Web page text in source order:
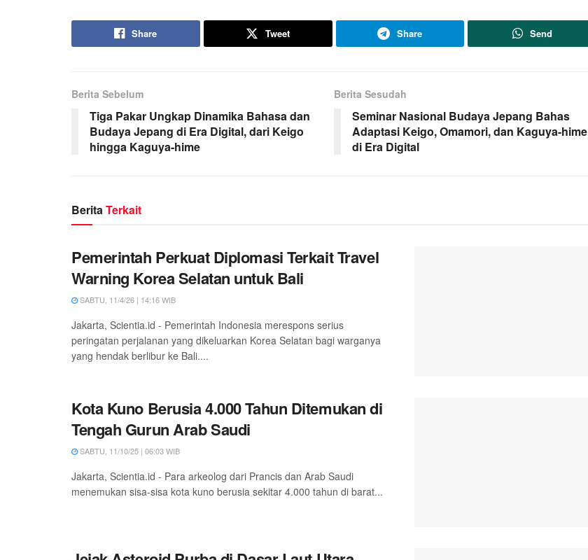
Share Tweet Share Send
Berita Sebelum
Tiga Pakar Ungkap Dinamika Bahasa dan
Budaya Jepang di Era Digital, dari Keigo
hingga Kaguya-hime
Berita Sesudah
Seminar Nasional Budaya Jepang Bahas
Adaptasi Keigo, Omamori, dan Kaguya-hime
di Era Digital
BeritaTerkait
Pemerintah Perkuat Diplomasi Terkait Travel
Warning Korea Selatan untuk Bali
SABTU, 11/4/26 | 14:16 WIB
Jakarta, Scientia.id - Pemerintah Indonesia merespons serius
peringatan perjalanan yang dikeluarkan Korea Selatan bagi warganya
yang hendak berlibur ke Bali....
Kota Kuno Berusia 4.000 Tahun Ditemukan di
Tengah Gurun Arab Saudi
SABTU, 11/10/25 | 06:03 WIB
Jakarta, Scientia.id - Para arkeolog dari Prancis dan Arab Saudi
menemukan sisa-sisa kota kuno berusia sekitar 4.000 tahun di barat...